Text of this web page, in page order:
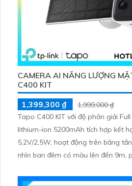
CAMERA AI NĂNG LƯỢNG
C400 KIT
1,399,300 ₫
1,999,000 ₫
Tapo C400 KIT với độ phân giải Full
lithium-ion 5200mAh tích hợp kết
5,2V/2,5W, hoạt động trên băng
nhìn ban đêm có màu lên đến 9m,
thẻ microSD lên đến 512GB